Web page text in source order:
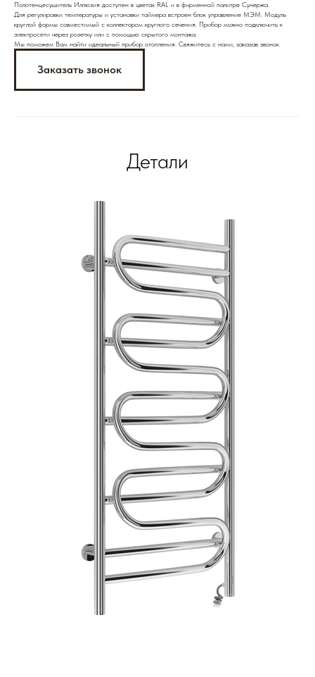
Полотенцесушитель Иллюзия доступен в цветах RAL и в фирменной палитре Сунержа.
Для регулировки температуры и установки таймера встроен блок управление МЭМ. Модуль
круглой формы совместимый с коллектором круглого сечения. Прибор можно подключить к
электросети через розетку или с помощью скрытого монтажа.
Мы поможем Вам найти идеальный прибор отопления. Свяжитесь с нами, заказав звонок.
Заказать звонок
Детали